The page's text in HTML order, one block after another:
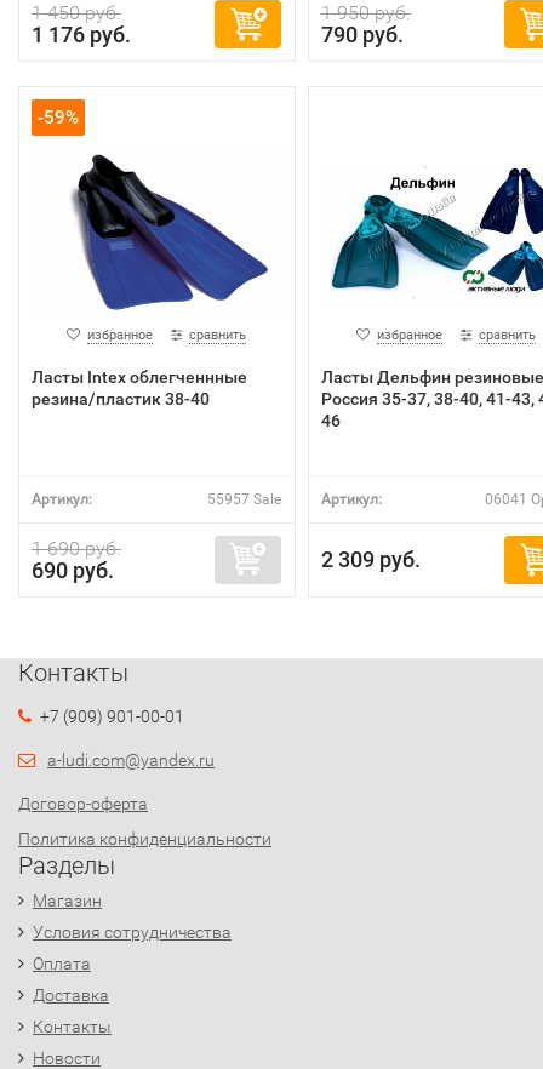
1 450 руб.
1 176 руб.
1 950 руб.
790 руб.
-59%
избранное сравнить
Ласты Intex облегченнные
резина/пластик 38-40
Артикул: 55957 Sale
1 690 руб.
690 руб.
избранное сравнить
Ласты Дельфин резиновые
Россия 35-37, 38-40, 41-43,
46
Артикул: 06041
2 309 руб.
Контакты
+7 (909) 901-00-01
a-ludi.com@yandex.ru
Договор-оферта
Политика конфиденциальности
Разделы
Магазин
Условия сотрудничества
Оплата
Доставка
Контакты
Новости